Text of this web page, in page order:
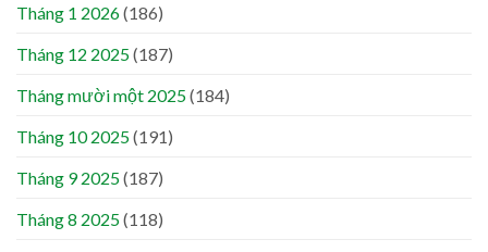
Tháng 1 2026(186)
Tháng 12 2025(187)
Tháng mười một 2025(184)
Tháng 10 2025(191)
Tháng 9 2025(187)
Tháng 8 2025(118)